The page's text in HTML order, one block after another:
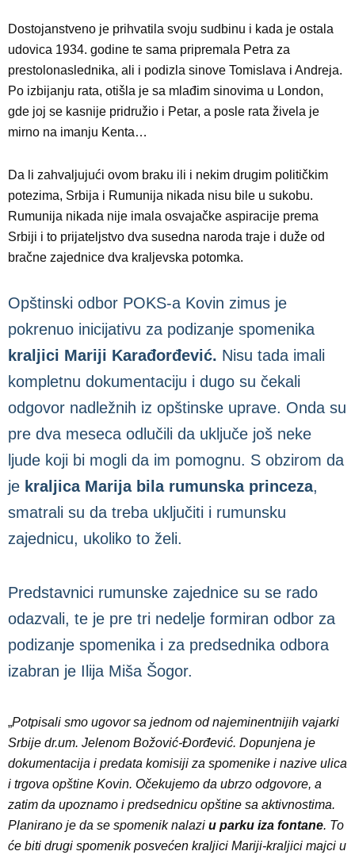
Dostojanstveno je prihvatila svoju sudbinu i kada je ostala
udovica 1934. godine te sama pripremala Petra za
prestolonaslednika, ali i podizla sinove Tomislava i Andreja.
Po izbijanju rata, otišla je sa mlađim sinovima u London,
gde joj se kasnije pridružio i Petar, a posle rata živela je
mirno na imanju Kenta…
Da li zahvaljujući ovom braku ili i nekim drugim političkim
potezima, Srbija i Rumunija nikada nisu bile u sukobu.
Rumunija nikada nije imala osvajačke aspiracije prema
Srbiji i to prijateljstvo dva susedna naroda traje i duže od
bračne zajednice dva kraljevska potomka.
Opštinski odbor POKS-a Kovin zimus je
pokrenuo inicijativu za podizanje spomenika
kraljici Mariji Karađorđević. Nisu tada imali
kompletnu dokumentaciju i dugo su čekali
odgovor nadležnih iz opštinske uprave. Onda su
pre dva meseca odlučili da uključe još neke
ljude koji bi mogli da im pomognu. S obzirom da
je kraljica Marija bila rumunska princeza,
smatrali su da treba uključiti i rumunsku
zajednicu, ukoliko to želi.
Predstavnici rumunske zajednice su se rado
odazvali, te je pre tri nedelje formiran odbor za
podizanje spomenika i za predsednika odbora
izabran je Ilija Miša Šogor.
„Potpisali smo ugovor sa jednom od najeminentnijih vajarki
Srbije dr.um. Jelenom Božović-Đorđević. Dopunjena je
dokumentacija i predata komisiji za spomenike i nazive ulica
i trgova opštine Kovin. Očekujemo da ubrzo odgovore, a
zatim da upoznamo i predsednicu opštine sa aktivnostima.
Planirano je da se spomenik nalazi u parku iza fontane. To
će biti drugi spomenik posvećen kraljici Mariji-kraljici majci u